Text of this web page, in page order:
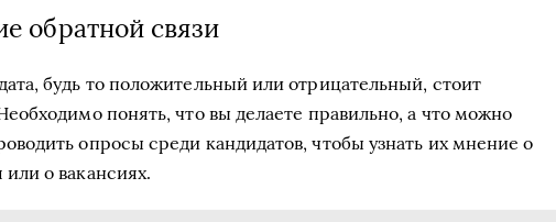
обратной связи
будь то положительный или отрицательный, стоит
понять, что вы делаете правильно, а что можно
опросы среди кандидатов, чтобы узнать их мнение о
о вакансиях.